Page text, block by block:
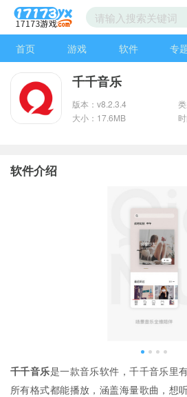
首页 游戏 软件 专
千千音乐
版本：v8.2.3.4
大小：17.6MB
软件介绍
千千音乐是一款音乐软件，千千音乐里
所有格式都能播放，涵盖海量歌曲，想